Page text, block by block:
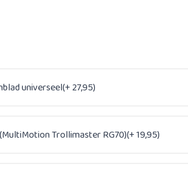
universeel(+ 27,95)
Trollimaster RG70)(+ 19,95)